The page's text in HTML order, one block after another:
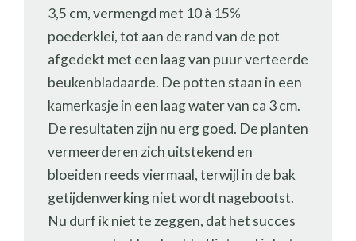
3,5 cm, vermengd met 10 à 15%
poederklei, tot aan de rand van de pot
afgedekt met een laag van puur verteerde
beukenbladaarde. De potten staan in een
kamerkasje in een laag water van ca 3 cm.
De resultaten zijn nu erg goed. De planten
vermeerderen zich uitstekend en
bloeiden reeds viermaal, terwijl in de bak
getijdenwerking niet wordt nagebootst.
Nu durf ik niet te zeggen, dat het succes